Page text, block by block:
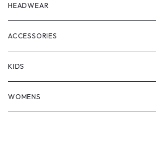
HEADWEAR
ACCESSORIES
KIDS
WOMENS